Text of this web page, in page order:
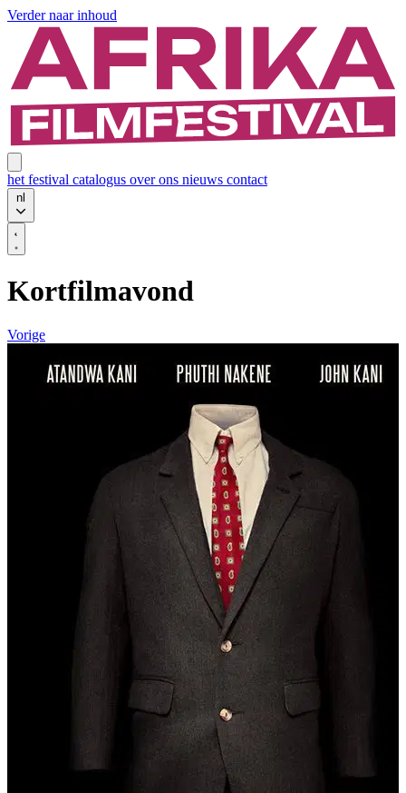
Verder naar inhoud
het festival catalogus over ons nieuws contact
nl
Kortfilmavond
Vorige